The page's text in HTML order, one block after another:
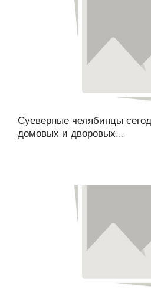
Суеверные челябинцы
домовых и дворовых...